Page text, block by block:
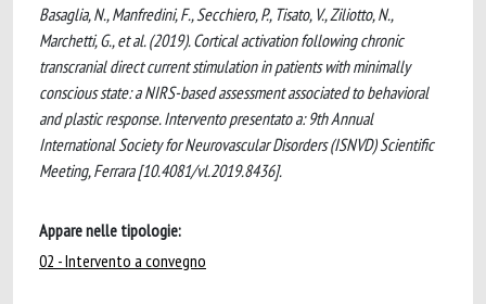
Basaglia, N., Manfredini, F., Secchiero, P., Tisato, V., Ziliotto, N.,
Marchetti, G., et al. (2019). Cortical activation following chronic
transcranial direct current stimulation in patients with minimally
conscious state: a NIRS-based assessment associated to behavioral
and plastic response. Intervento presentato a: 9th Annual
International Society for Neurovascular Disorders (ISNVD) Scientific
Meeting, Ferrara [10.4081/vl.2019.8436].
Appare nelle tipologie:
02 - Intervento a convegno